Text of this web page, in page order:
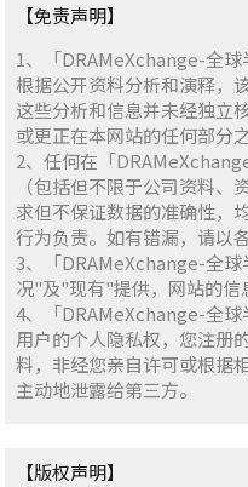
【免责声明】
1、「DRAMeXchange-全
根据公开资料分析和演释，
这些分析和信息并未经独立
或更正在本网站的任何部分
2、任何在「
（包括但不限于公司资料
求但不保证数据的准确性，
行为负责。如有错漏，请以
3、「DRAMeXchange-全
况"及"现有"提供，网站的信
4、「DRAMeXchange-全
用户的个人隐私权，您注册
料，非经您亲自许可或根据
主动地泄露给第三方。
【版权声明】